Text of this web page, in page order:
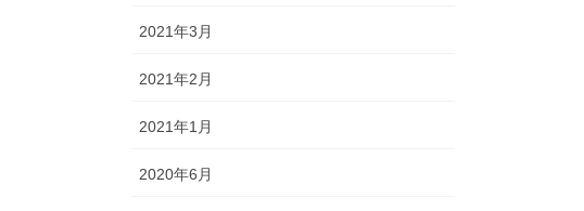
2021年3月
2021年2月
2021年1月
2020年6月